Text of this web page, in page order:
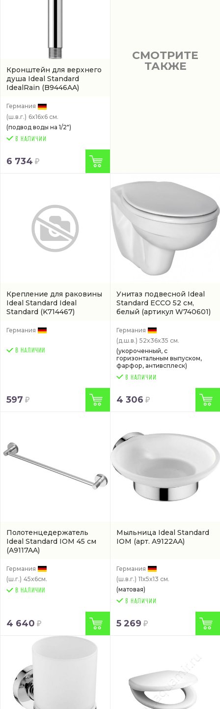
Кронштейн для верхнего
душа Ideal Standard
IdealRain (B9446AA)
Германия
(ш.в.г.) 6x16x6 см.
(подвод воды на 1/2")
6 734
СМОТРИТЕ
ТАКЖЕ
Крепление для раковины
Ideal Standard Ideal
Standard (K714467)
Германия
В НАЛИЧИИ
597
Унитаз подвесной Ideal
Standard ECCO 52 см,
белый (артикул W740601)
Германия
(д.ш.в.) 52x36x35 см.
(укороченный, с
горизонтальным выпуском,
фарфор, антивсплеск)
4 306
Полотенцедержатель
Ideal Standard IOM 45 см
(A9117AA)
Германия
(ш.г.) 45x6см.
В НАЛИЧИИ
4 640
Мыльница Ideal Standard
IOM (арт. A9122AA)
Германия
(ш.в.г.) 11x5x13 см.
(матовая)
5 269